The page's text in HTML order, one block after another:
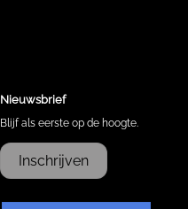
Nieuwsbrief
Blijf als eerste op de hoogte.
Inschrijven